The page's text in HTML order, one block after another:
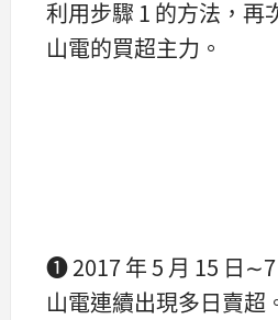
利用步驟 1 的方法，再
山電的買超主力。
➊ 2017 年 5 月 15 日
山電連續出現多日賣超